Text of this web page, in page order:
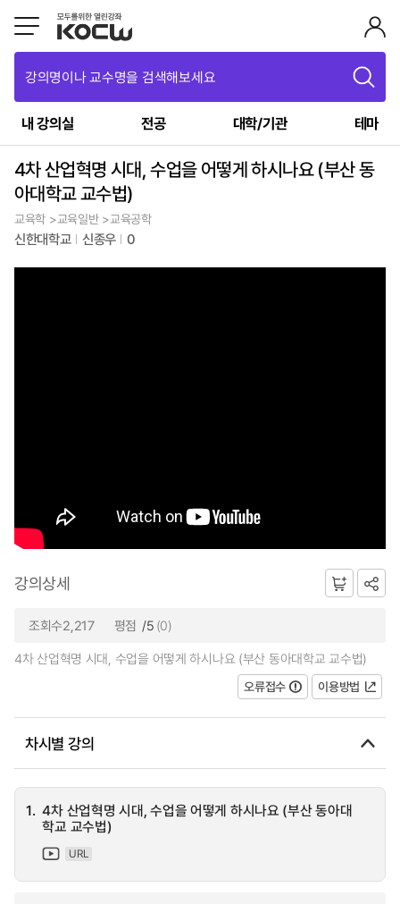
강의명이나 교수명을 검색해보세요
내 강의실 전공 대학/기관 테마
4차 산업혁명 시대, 수업을 어떻게 하시나요 (부산 동
아대학교 교수법)
교육학 >교육일반 >교육공학
신한대학교 신종우 0
강의상세
조회수2,217 평점 /5 (0)
4차 산업혁명 시대, 수업을 어떻게 하시나요 (부산 동아대학교 교수법)
오류접수
이용방법
차시별 강의
1. 4차 산업혁명 시대, 수업을 어떻게 하시나요 (부산 동아대
학교 교수법)
URL